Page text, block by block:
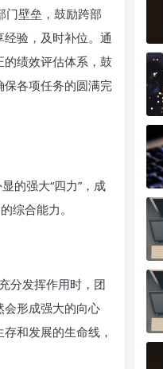
门壁垒，鼓励跨部
验，及时补位。通
绩效评估体系，鼓
各项任务的圆满完
的强大“四力”，成
综合能力。
分发挥作用时，团
会形成强大的向心
和发展的生命线，